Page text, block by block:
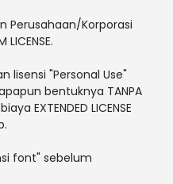
Perusahaan/Korporasi
lisensi "Personal Use"
bentuknya TANPA
EXTENDED LICENSE
font" sebelum